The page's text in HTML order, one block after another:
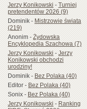
Jerzy Konikowski-Turniej
pretendentów 2026 (9)
Dominik-Mistrzowie świata
(219)
Anonim-Żydowska
Encyklopedia Szachowa (7)
Jerzy Konikowski-Jerzy
Konikowski obchodzi
urodziny!
Dominik-Bez Polaka (40)
Editor-Bez Polaka (40)
Sonix-Bez Polaka (40)
Jerzy Konikowski-Ranking